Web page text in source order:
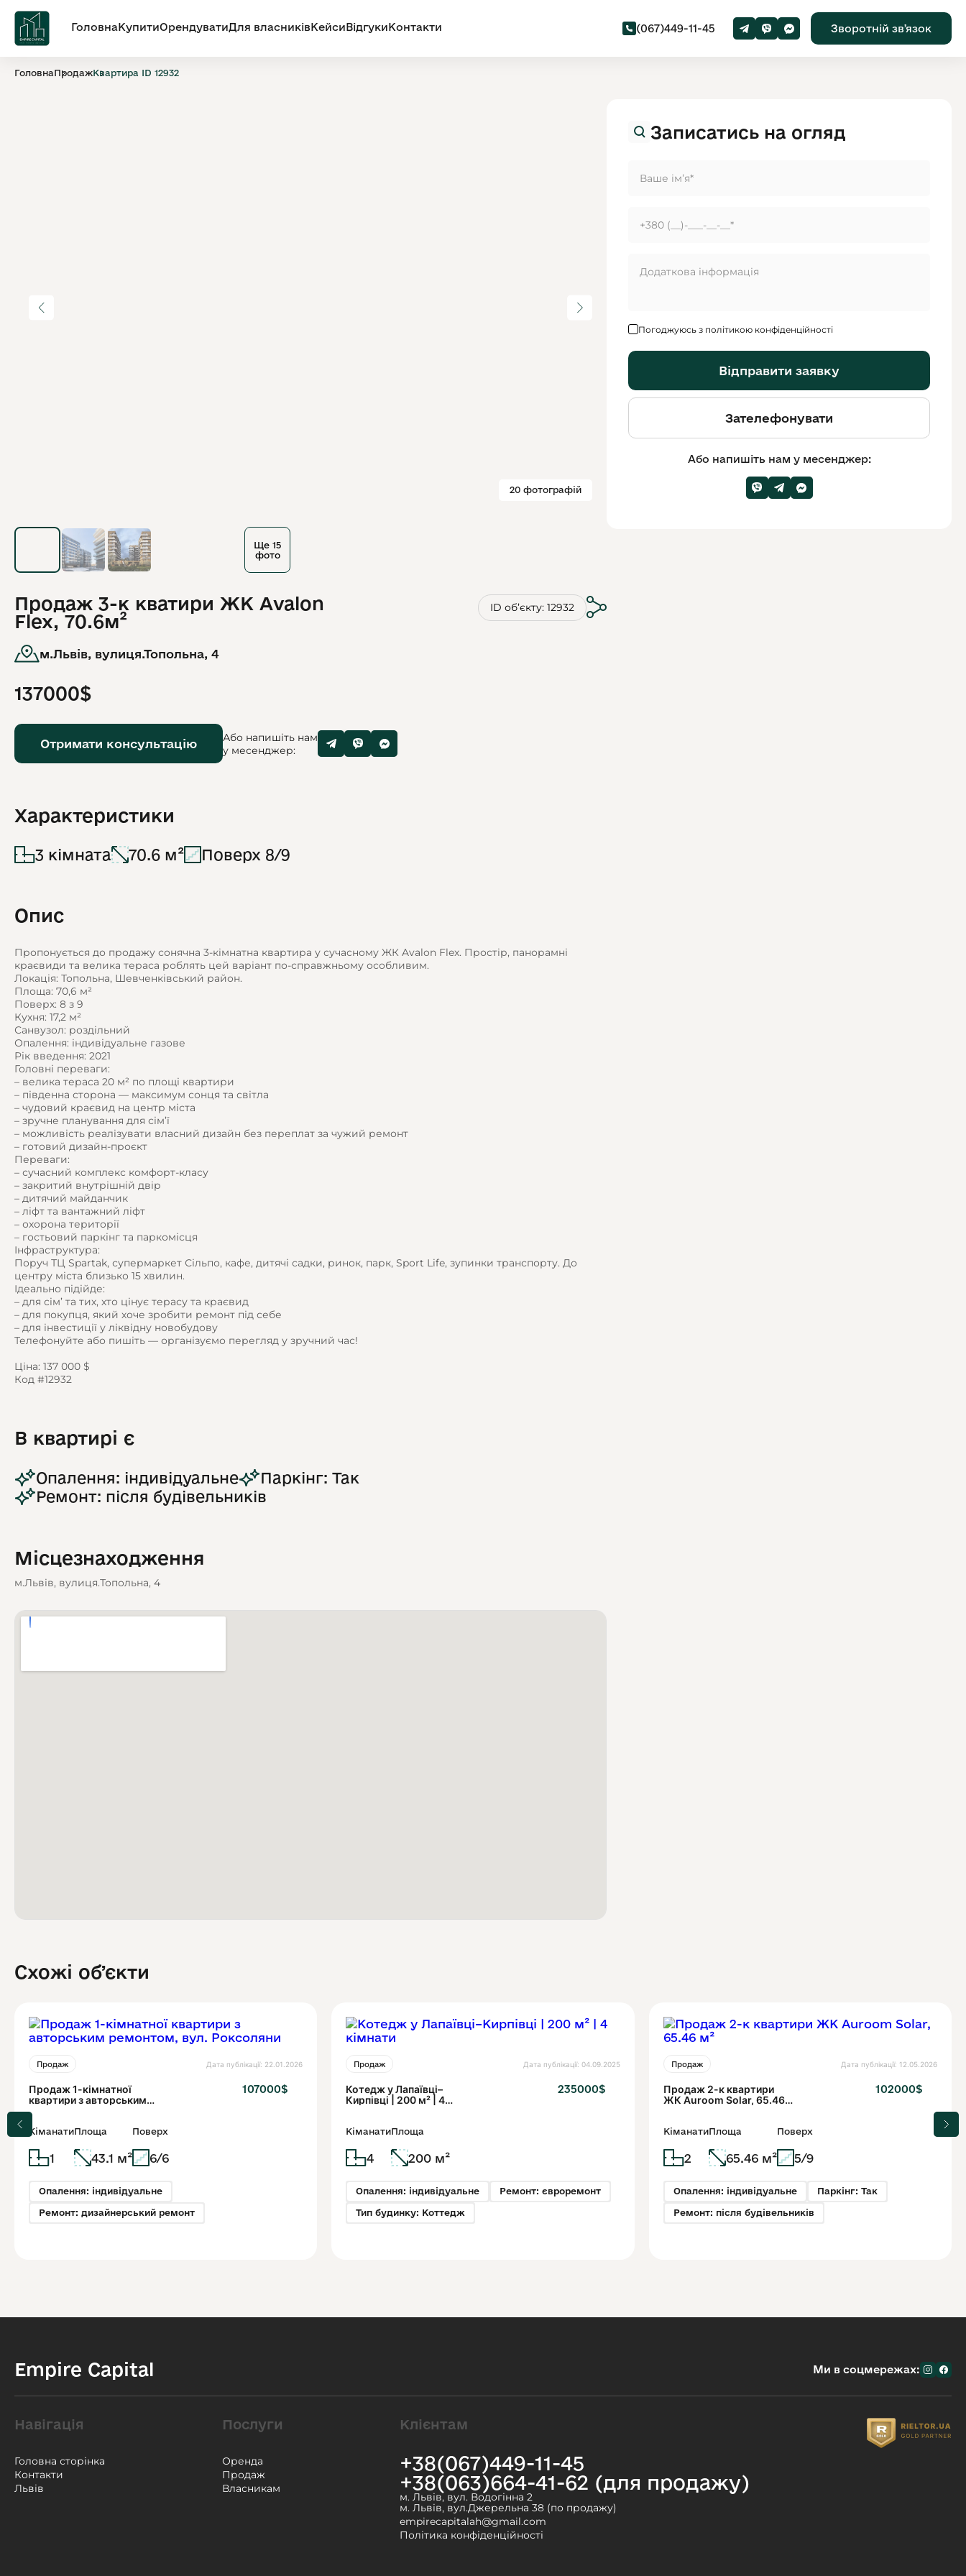
ГоловнаКупитиОрендуватиДля власниківКейсиВідгукиКонтакти (067)449-11-45 Зворотній звʼязок
ГоловнаПродажКвартира ID 12932
20 фотографій
Ще 15
фото
Продаж 3-к кватири ЖК Avalon
Flex, 70.6м²
м.Львів, вулиця.Топольна, 4
ID обʼєкту: 12932
137000$
Отримати консультацію
Або напишіть нам
у месенджер:
Характеристики
3 кімната 70.6 м² Поверх 8/9
Опис
Пропонується до продажу сонячна 3-кімнатна квартира у сучасному ЖК Avalon Flex. Простір, панорамні
краєвиди та велика тераса роблять цей варіант по-справжньому особливим.
Локація: Топольна, Шевченківський район.
Площа: 70,6 м²
Поверх: 8 з 9
Кухня: 17,2 м²
Санвузол: роздільний
Опалення: індивідуальне газове
Рік введення: 2021
Головні переваги:
– велика тераса 20 м² по площі квартири
– південна сторона — максимум сонця та світла
– чудовий краєвид на центр міста
– зручне планування для сім’ї
– можливість реалізувати власний дизайн без переплат за чужий ремонт
– готовий дизайн-проєкт
Переваги:
– сучасний комплекс комфорт-класу
– закритий внутрішній двір
– дитячий майданчик
– ліфт та вантажний ліфт
– охорона території
– гостьовий паркінг та паркомісця
Інфраструктура:
Поруч ТЦ Spartak, супермаркет Сільпо, кафе, дитячі садки, ринок, парк, Sport Life, зупинки транспорту. До
центру міста близько 15 хвилин.
Ідеально підійде:
– для сім’ та тих, хто цінує терасу та краєвид
– для покупця, який хоче зробити ремонт під себе
– для інвестиції у ліквідну новобудову
Телефонуйте або пишіть — організуємо перегляд у зручний час!
Ціна: 137 000 $
Код #12932
В квартирі є
Опалення: індивідуальне
Паркінг: Так
Ремонт: після будівельників
Місцезнаходження
м.Львів, вулиця.Топольна, 4
Записатись на огляд
Погоджуюсь з політикою конфіденційності
Відправити заявку
Зателефонувати
Або напишіть нам у месенджер:
Схожі обʼєкти
Продаж Дата публікації: 22.01.2026
Продаж 1-кімнатної
квартири з авторським
ремонтом, вул.
107000$
Кіманати
1
Площа
43.1 м²
Поверх
6/6
Опалення: індивідуальне
Ремонт: дизайнерський ремонт
Продаж Дата публікації: 04.09.2025
Котедж у Лапаївці–
Кирпівці | 200 м² | 4
235000$
Кіманати
4
Площа
200 м²
Опалення: індивідуальне Ремонт: євроремонт
Тип будинку: Коттедж
Продаж Дата публікації: 12.05.2026
Продаж 2-к квартири
ЖК Auroom Solar, 65.46
102000$
Кіманати
2
Площа
65.46 м²
Поверх
5/9
Опалення: індивідуальне Паркінг: Так
Ремонт: після будівельників
Empire Capital Ми в соцмережах:
Навігація
Головна сторінка
Контакти
Львів
Послуги
Оренда
Продаж
Власникам
Клієнтам
+38(067)449-11-45
+38(063)664-41-62 (для продажу)
м. Львів, вул. Водогінна 2
м. Львів, вул.Джерельна 38 (по продажу)
empirecapitalah@gmail.com
Політика конфіденційності